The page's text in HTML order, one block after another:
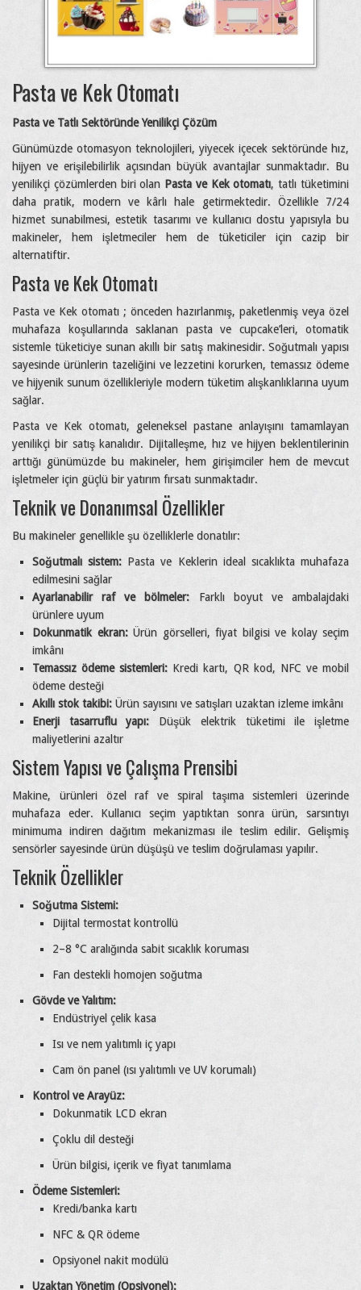
Pasta ve Kek Otomatı
Pasta ve Tatlı Sektöründe Yenilikçi Çözüm
Günümüzde otomasyon teknolojileri, yiyecek içecek sektöründe hız,
hijyen ve erişilebilirlik açısından büyük avantajlar sunmaktadır. Bu
yenilikçi çözümlerden biri olan Pasta ve Kek otomatı, tatlı tüketimini
daha pratik, modern ve kârlı hale getirmektedir. Özellikle 7/24
hizmet sunabilmesi, estetik tasarımı ve kullanıcı dostu yapısıyla bu
makineler, hem işletmeciler hem de tüketiciler için cazip bir
alternatiftir.
Pasta ve Kek Otomatı
Pasta ve Kek otomatı ; önceden hazırlanmış, paketlenmiş veya özel
muhafaza koşullarında saklanan pasta ve cupcake’leri, otomatik
sistemle tüketiciye sunan akıllı bir satış makinesidir. Soğutmalı yapısı
sayesinde ürünlerin tazeliğini ve lezzetini korurken, temassız ödeme
ve hijyenik sunum özellikleriyle modern tüketim alışkanlıklarına uyum
sağlar.
Pasta ve Kek otomatı, geleneksel pastane anlayışını tamamlayan
yenilikçi bir satış kanalıdır. Dijitalleşme, hız ve hijyen beklentilerinin
arttığı günümüzde bu makineler, hem girişimciler hem de mevcut
işletmeler için güçlü bir yatırım fırsatı sunmaktadır.
Teknik ve Donanımsal Özellikler
Bu makineler genellikle şu özelliklerle donatılır:
Soğutmalı sistem: Pasta ve Keklerin ideal sıcaklıkta muhafaza
edilmesini sağlar
Ayarlanabilir raf ve bölmeler: Farklı boyut ve ambalajdaki
ürünlere uyum
Dokunmatik ekran:Ürün görselleri, fiyat bilgisi ve kolay seçim
imkânı
Temassız ödeme sistemleri: Kredi kartı, QR kod, NFC ve mobil
ödeme desteği
Akıllı stok takibi: Ürün sayısını ve satışları uzaktan izleme imkânı
Enerji tasarruflu yapı: Düşük elektrik tüketimi ile işletme
maliyetlerini azaltır
Sistem Yapısı ve Çalışma Prensibi
Makine, ürünleri özel raf ve spiral taşıma sistemleri üzerinde
muhafaza eder. Kullanıcı seçim yaptıktan sonra ürün, sarsıntıyı
minimuma indiren dağıtım mekanizması ile teslim edilir. Gelişmiş
sensörler sayesinde ürün düşüşü ve teslim doğrulaması yapılır.
Teknik Özellikler
Soğutma Sistemi:
Dijital termostat kontrollü
2–8 °C aralığında sabit sıcaklık koruması
Fan destekli homojen soğutma
Gövde ve Yalıtım:
Endüstriyel çelik kasa
Isı ve nem yalıtımlı iç yapı
Cam ön panel (ısı yalıtımlı ve UV korumalı)
Kontrol ve Arayüz:
Dokunmatik LCD ekran
Çoklu dil desteği
Ürün bilgisi, içerik ve fiyat tanımlama
Ödeme Sistemleri:
Kredi/banka kartı
NFC & QR ödeme
Opsiyonel nakit modülü
Uzaktan Yönetim (Opsiyonel):